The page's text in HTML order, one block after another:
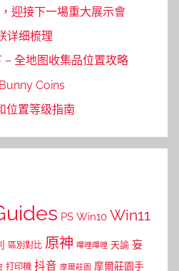
迎接下一場重大展示會
详细梳理
– 全地图收集品位置攻略
Coins
位置等级指南
PS Win10 Win11
區別對比 原神 嗶哩嗶哩 天諭 妄
打印機 抖音 摩爾莊園 摩爾莊園手